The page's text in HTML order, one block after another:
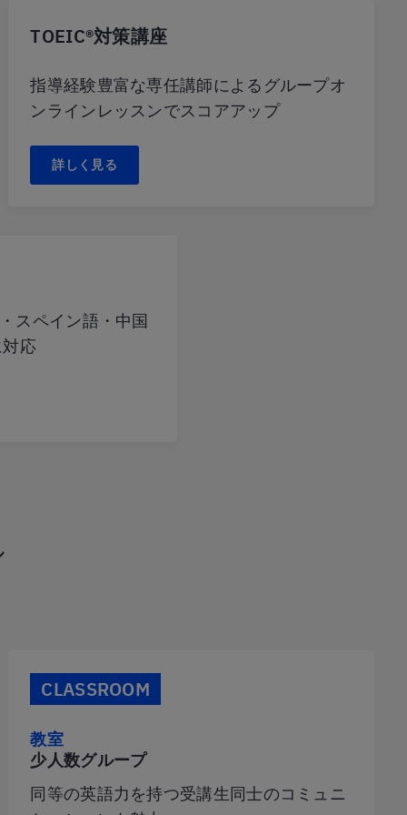
TOEIC®対策講座
指導経験豊富な専任講師によるグループオ
ンラインレッスンでスコアアップ
詳しく見る
スペイン語・中国
応
CLASSROOM
教室
少人数グループ
同等の英語力を持つ受講生同士のコミュニ